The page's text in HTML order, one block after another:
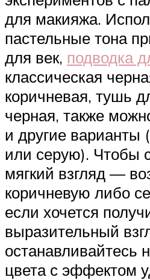
для макияжа.
пастельные тона
для век, подводка
классическая
коричневая, тушь
черная, также
и другие варианты
или серую). Чтобы
мягкий взгляд —
коричневую либо
если хочется
выразительный
останавливайтесь
цвета с эффектом